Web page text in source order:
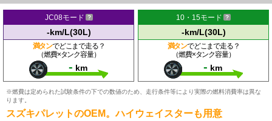
JC08モード
-km/L(30L)
満タンでどこまで走る？
（燃費×タンク容量）
- km
10・15モード
-km/L(30L)
満タンでどこまで走る？
（燃費×タンク容量）
- km
※燃費は定められた試験条件の下での数値のため、走行条件等により実際の燃料消費率は異な
ります。
スズキパレットのOEM。ハイウェイスターも用意